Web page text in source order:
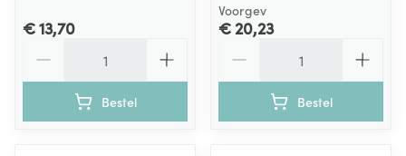
€ 13,70
Bestel
Voorgev
€ 20,23
Bestel